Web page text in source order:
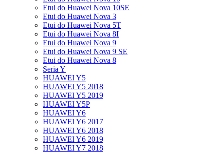
Etui do Huawei Nova 10SE
Etui do Huawei Nova 3
Etui do Huawei Nova 5T
Etui do Huawei Nova 8I
Etui do Huawei Nova 9
Etui do Huawei Nova 9 SE
Etui do Huawei Nova 8
Seria Y
HUAWEI Y5
HUAWEI Y5 2018
HUAWEI Y5 2019
HUAWEI Y5P
HUAWEI Y6
HUAWEI Y6 2017
HUAWEI Y6 2018
HUAWEI Y6 2019
HUAWEI Y7 2018